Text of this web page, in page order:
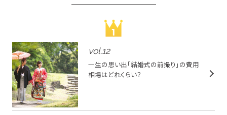
vol.12
一生の思い出「結婚式の前撮り」の費用
相場はどれくらい？